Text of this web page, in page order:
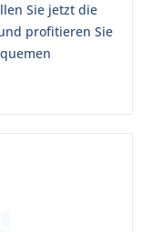
Sie jetzt die
profitieren Sie